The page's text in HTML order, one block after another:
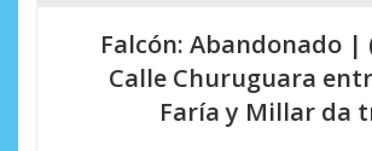
Falcón: Abandonado |
Calle Churuguara
Faría y Millar da